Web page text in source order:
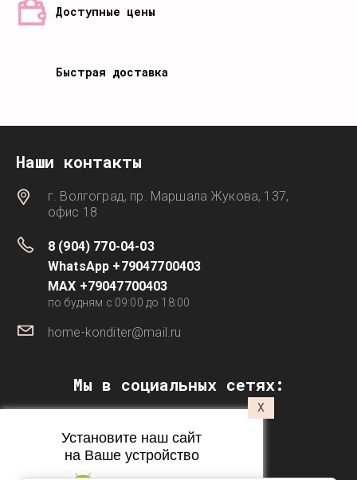
Доступные цены
Быстрая доставка
Наши контакты
г. Волгоград, пр. Маршала Жукова, 137,
офис 18
8 (904) 770-04-03
WhatsApp +79047700403
MAX +79047700403
по будням с 09:00 до 18:00
home-konditer@mail.ru
Мы в социальных сетях:
X
Установите наш сайт
на Ваше устройство